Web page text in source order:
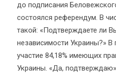
до подписания
состоялся референдум. В
такой: «Подтверждаете ли
независимости Украины?» В
участие 84,18% имеющих
Украины. «Да,